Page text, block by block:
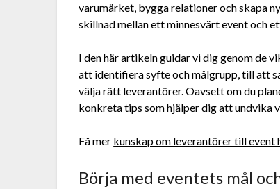
varumärket, bygga relationer och skapa
skillnad mellan ett minnesvärt event och
I den här artikeln guidar vi dig genom de
att identifiera syfte och målgrupp, till att
välja rätt leverantörer. Oavsett om du
konkreta tips som hjälper dig att undvika
Få mer kunskap om leverantörer till event
Börja med eventets mål